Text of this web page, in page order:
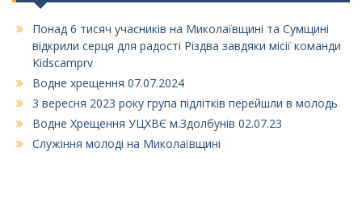
Понад 6 тисяч учасників на Миколаївщині та Сумщині
відкрили серця для радості Різдва завдяки місії команди
Kidscamprv
Водне хрещення 07.07.2024
3 вересня 2023 року група підлітків перейшли в молодь
Водне Хрещення УЦХВЄ м.Здолбунів 02.07.23
Служіння молоді на Миколаївщині